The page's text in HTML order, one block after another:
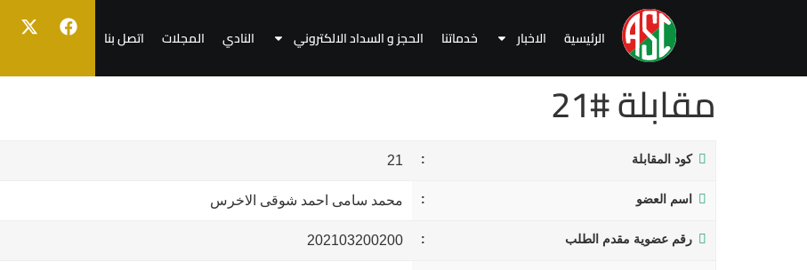
الرئيسية الاخبار خدماتنا الحجز و السداد الالكتروني النادي المجلات اتصل بنا
مقابلة #21
كود المقابلة 21
اسم العضو محمد سامى احمد شوقى الاخرس
رقم عضوية مقدم الطلب 202103200200